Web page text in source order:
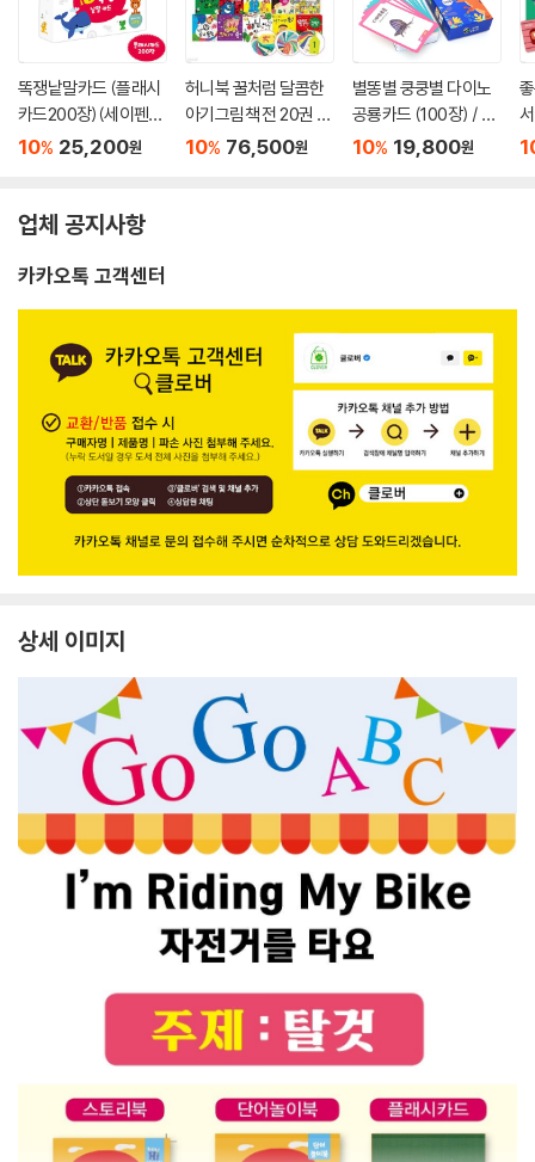
똑쟁낱말카드 (플래시
카드200장)(세이펜활
용가능)
10% 25,200원
허니북 꿀처럼 달콤한
아기그림책 전 20권 +
카드3종
10% 76,500원
별똥별 쿵쿵별 다이노
공룡카드 (100장) / 세
이펜미포함
10% 19,800원
+
업체 공지사항
카카오톡 고객센터
상세 이미지